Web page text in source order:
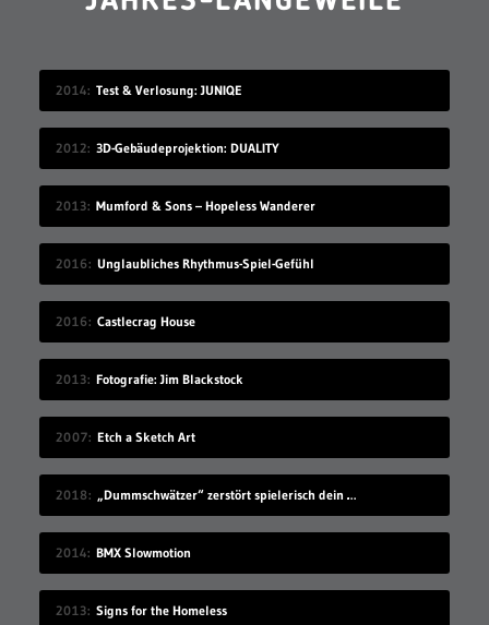
2014 Test & Verlosung: JUNIQE
2012 3D-Gebäudeprojektion: DUALITY
2013 Mumford & Sons – Hopeless Wanderer
2016 Unglaubliches Rhythmus-Spiel-Gefühl
2016 Castlecrag House
2013 Fotografie: Jim Blackstock
2007 Etch a Sketch Art
2018 „Dummschwätzer“ zerstört spielerisch dein Sprachzentrum
2014 BMX Slowmotion
2013 Signs for the Homeless